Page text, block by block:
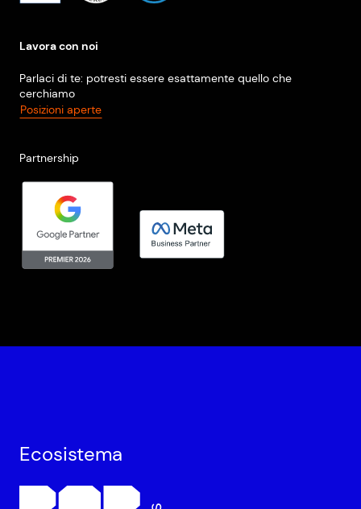
Lavora con noi
Parlaci di te: potresti essere esattamente quello che
cerchiamo
Posizioni aperte
Partnership
Ecosistema